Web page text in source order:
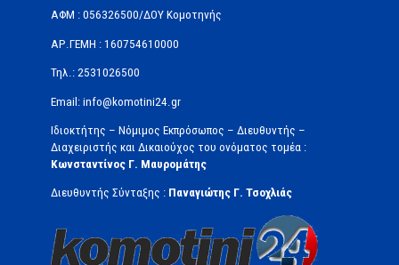
ΑΦΜ : 056326500/ΔOΥ Κομοτηνής
ΑΡ.ΓΕΜΗ : 160754610000
Τηλ.: 2531026500
Email: info@komotini24.gr
Ιδιοκτήτης – Νόμιμος Εκπρόσωπος – Διευθυντής –
Διαχειριστής και Δικαιούχος του ονόματος τομέα :
Κωνσταντίνος Γ. Μαυρομάτης
Διευθυντής Σύνταξης : Παναγιώτης Γ. Τσοχλιάς